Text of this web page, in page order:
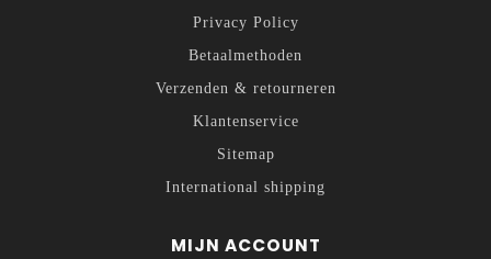
Privacy Policy
Betaalmethoden
Verzenden & retourneren
Klantenservice
Sitemap
International shipping
MIJN ACCOUNT